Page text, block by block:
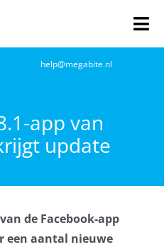
help@megabite.nl
app van
update
de Facebook-app
een aantal nieuwe